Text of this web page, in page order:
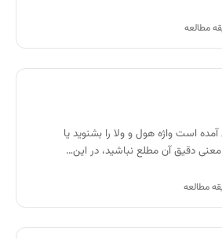
است واژه هول و ولا را بشنوید یا
دقیق آن مطلع نباشید، در این…